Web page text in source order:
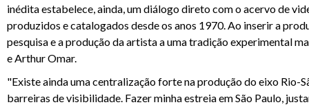
inédita estabelece, ainda, um diálogo direto com o acervo de
produzidos e catalogados desde os anos 1970. Ao inserir a
pesquisa e a produção da artista a uma tradição experimental
e Arthur Omar.
"Existe ainda uma centralização forte na produção do eixo
barreiras de visibilidade. Fazer minha estreia em São Paulo,